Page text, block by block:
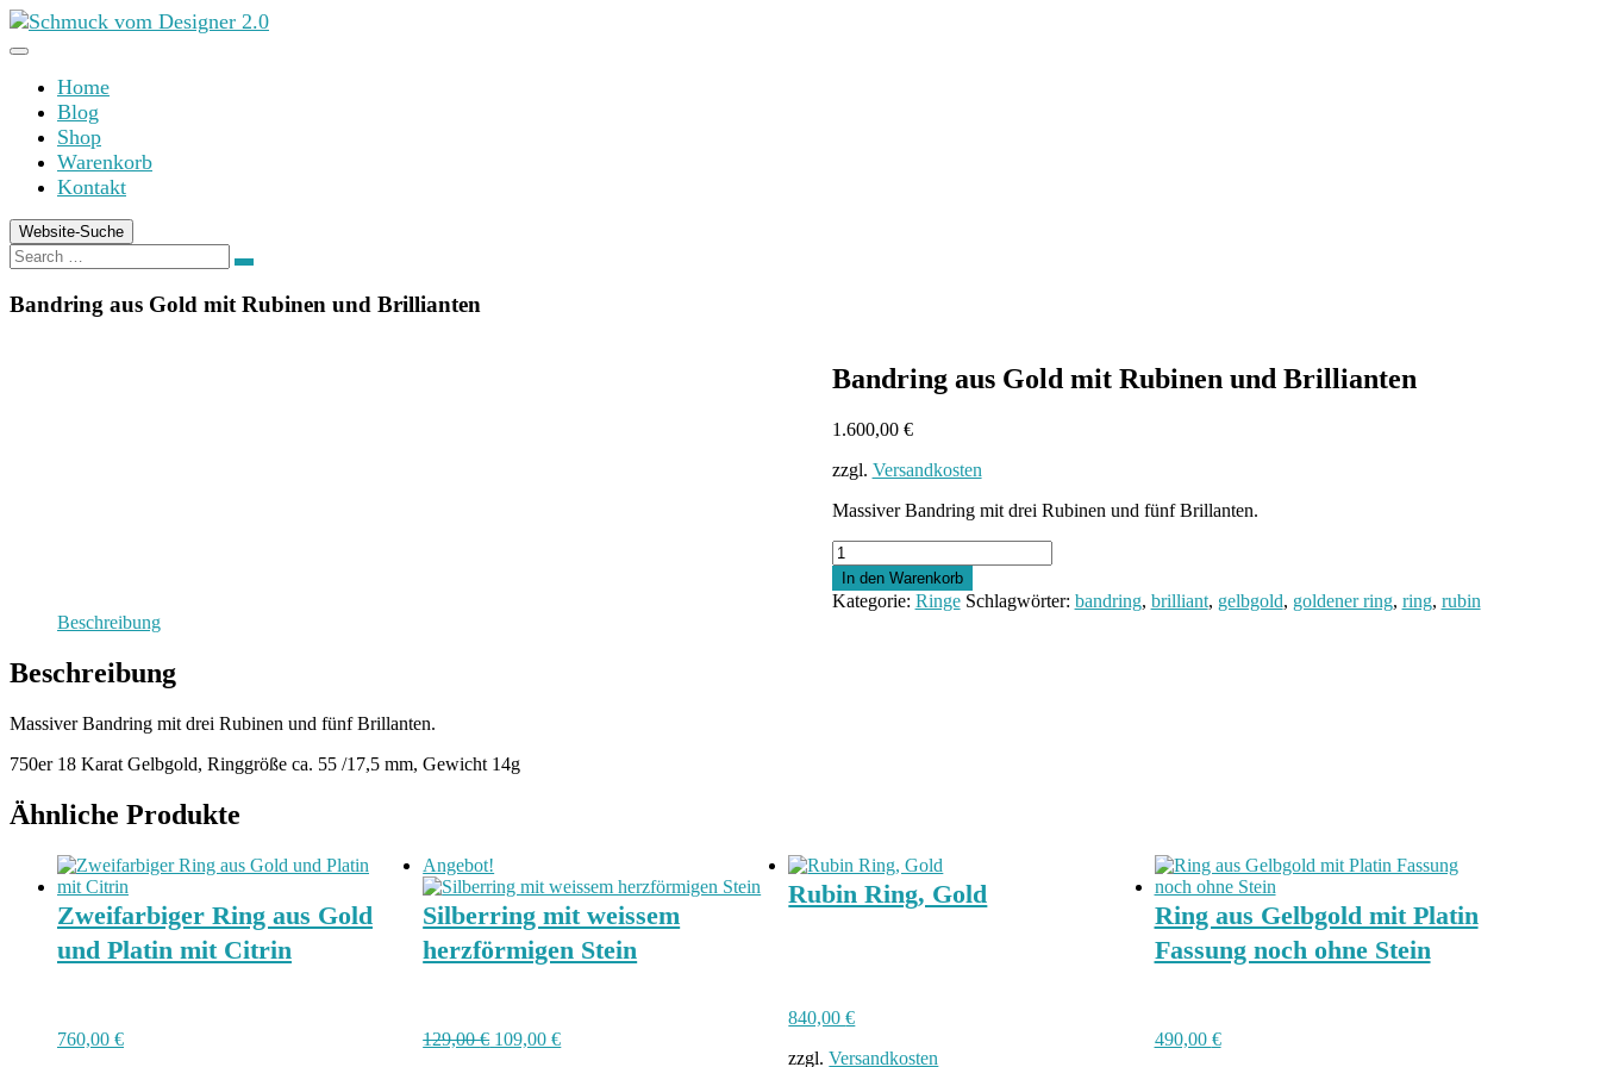
Zum
springen
Home
Blog
Shop
Warenkorb
Kontakt
Website-Suche
Search
for:
Search
Bandring aus Gold mit Rubinen und Brillianten
Bandring aus Gold mit Rubinen und Brillianten
1.600,00 €
zzgl. Versandkosten
Massiver Bandring mit drei Rubinen und fünf Brillanten.
Bandring
aus
Gold
mit
In den Warenkorb
Kategorie: Ringe Schlagwörter: bandring, brilliant, gelbgold, goldener ring, ring, rubin
Beschreibung
Beschreibung
Massiver Bandring mit drei Rubinen und fünf Brillanten.
750er 18 Karat Gelbgold, Ringgröße ca. 55 /17,5 mm, Gewicht 14g
Ähnliche Produkte
Zweifarbiger Ring aus Gold
und Platin mit Citrin
760,00 €
Angebot!
Silberring mit weissem
herzförmigen Stein
129,00€ Ursprünglicher
109,00€Aktueller
Rubin Ring, Gold
840,00€
zzgl.Versandkosten
Ring aus Gelbgold mit Platin
Fassung noch ohne Stein
490,00 €